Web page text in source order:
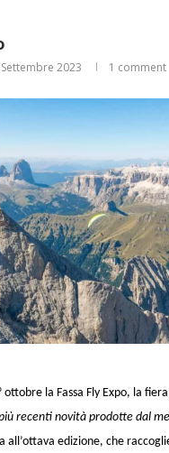
2023 1 comment
ottobre la Fassa Fly Expo, la
recenti novità prodotte dal
all’ottava edizione, che